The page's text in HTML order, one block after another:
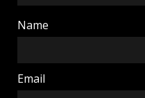
Name
Email